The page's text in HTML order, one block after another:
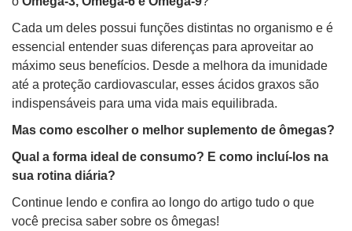
Cada um deles possui funções distintas no organismo e é
essencial entender suas diferenças para aproveitar ao
máximo seus benefícios. Desde a melhora da imunidade
até a proteção cardiovascular, esses ácidos graxos são
indispensáveis para uma vida mais equilibrada.
Mas como escolher o melhor suplemento de ômegas?
Qual a forma ideal de consumo? E como incluí-los na
sua rotina diária?
Continue lendo e confira ao longo do artigo tudo o que
você precisa saber sobre os ômegas!